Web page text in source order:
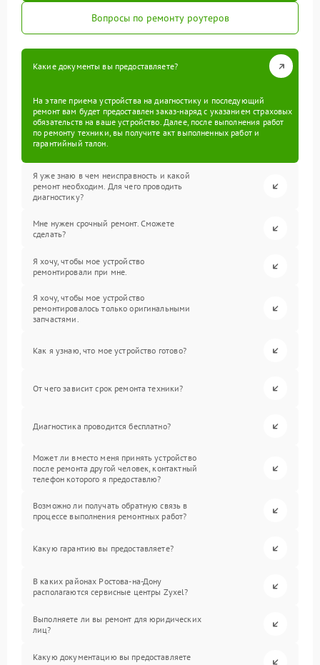
Вопросы по ремонту роутеров
Какие документы вы предоставляете?
На этапе приема устройства на диагностику и последующий
ремонт вам будет предоставлен заказ-наряд с указанием страховых
обязательств на ваше устройство. Далее, после выполнения работ
по ремонту техники, вы получите акт выполненных работ и
гарантийный талон.
Я уже знаю в чем неисправность и какой
ремонт необходим. Для чего проводить
диагностику?
Мне нужен срочный ремонт. Сможете
сделать?
Я хочу, чтобы мое устройство
ремонтировали при мне.
Я хочу, чтобы мое устройство
ремонтировалось только оригинальными
запчастями.
Как я узнаю, что мое устройство готово?
От чего зависит срок ремонта техники?
Диагностика проводится бесплатно?
Может ли вместо меня принять устройство
после ремонта другой человек, контактный
телефон которого я предоставлю?
Возможно ли получать обратную связь в
процессе выполнения ремонтных работ?
Какую гарантию вы предоставляете?
В каких районах Ростова-на-Дону
располагаются сервисные центры Zyxel?
Выполняете ли вы ремонт для юридических
лиц?
Какую документацию вы предоставляете